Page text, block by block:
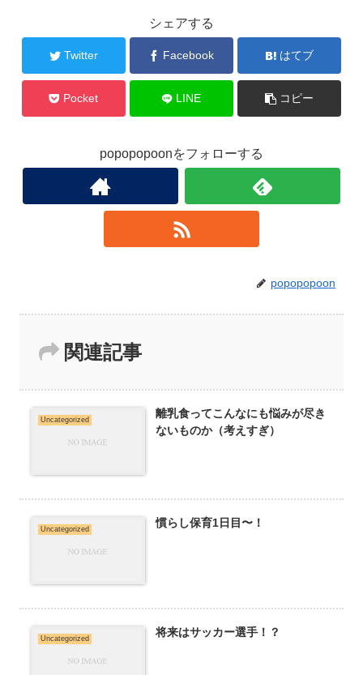
シェアする
Twitter Facebook はてブ
Pocket LINE コピー
popopopoonをフォローする
popopopoon
関連記事
Uncategorized
離乳食ってこんなにも悩みが尽き
ないものか（考えすぎ）
Uncategorized 慣らし保育1日目〜！
Uncategorized 将来はサッカー選手！？